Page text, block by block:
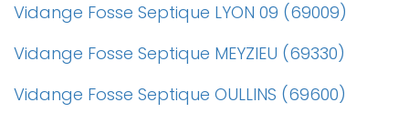
Vidange Fosse Septique LYON 09 (69009)
Vidange Fosse Septique MEYZIEU (69330)
Vidange Fosse Septique OULLINS (69600)